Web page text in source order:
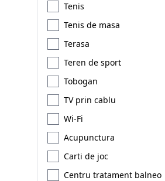
Tenis
Tenis de masa
Terasa
Teren de sport
Tobogan
TV prin cablu
Wi-Fi
Acupunctura
Carti de joc
Centru tratament balneo